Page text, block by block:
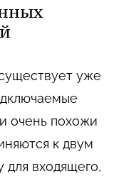
уже
очень похожи
к двум
для входящего,